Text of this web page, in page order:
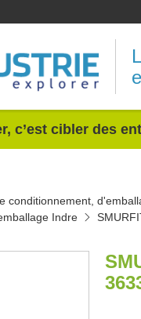
c’est cibler des
conditionnement,
Indre